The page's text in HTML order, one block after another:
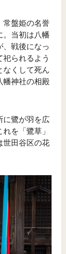
常盤姫の名誉
。当初は八幡
、戦後になっ
られるよう
なくして死ん
幡神社の相殿
に鷺が羽を広
を「鷺草」
世田谷区の花